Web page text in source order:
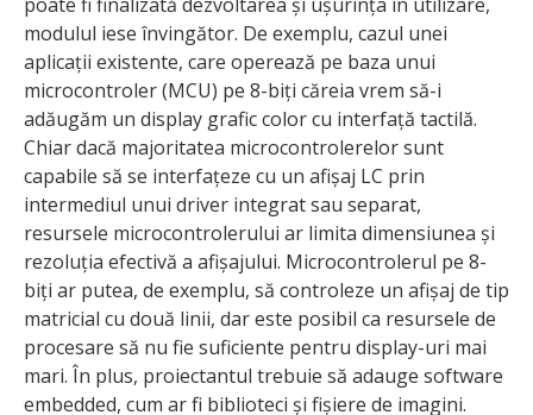
modulul iese învingător. De exemplu, cazul unei
aplicații existente, care operează pe baza unui
microcontroler (MCU) pe 8-biți căreia vrem să-i
adăugăm un display grafic color cu interfață tactilă.
Chiar dacă majoritatea microcontrolerelor sunt
capabile să se interfațeze cu un afișaj LC prin
intermediul unui driver integrat sau separat,
resursele microcontrolerului ar limita dimensiunea și
rezoluția efectivă a afișajului. Microcontrolerul pe 8-
biți ar putea, de exemplu, să controleze un afișaj de tip
matricial cu două linii, dar este posibil ca resursele de
procesare să nu fie suficiente pentru display-uri mai
mari. În plus, proiectantul trebuie să adauge software
embedded, cum ar fi biblioteci și fișiere de imagini.